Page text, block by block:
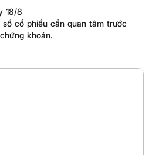
18/8
cổ phiếu cần quan tâm trước
khoán.